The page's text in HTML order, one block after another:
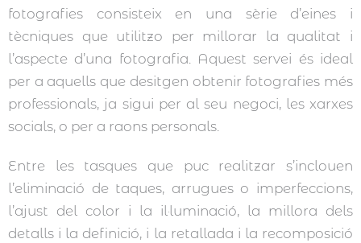
fotografies consisteix en una sèrie d’eines i
tècniques que utilitzo per millorar la qualitat i
l’aspecte d’una fotografia. Aquest servei és ideal
per a aquells que desitgen obtenir fotografies més
professionals, ja sigui per al seu negoci, les xarxes
socials, o per a raons personals.
Entre les tasques que puc realitzar s’inclouen
l’eliminació de taques, arrugues o imperfeccions,
l’ajust del color i la il·luminació, la millora dels
detalls i la definició, i la retallada i la recomposició